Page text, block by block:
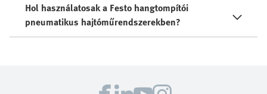
Hol használatosak a Festo hangtompítói
pneumatikus hajtóműrendszerekben?